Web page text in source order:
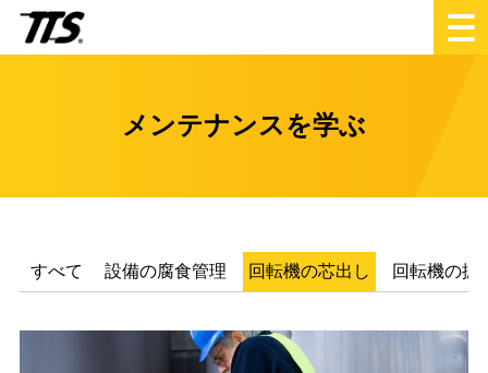
メンテナンスを学ぶ
すべて 設備の腐食管理 回転機の芯出し 回転機の振